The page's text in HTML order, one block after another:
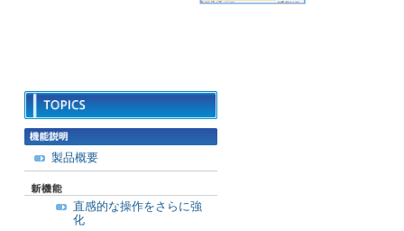
製品概要
直感的な操作をさらに強
化